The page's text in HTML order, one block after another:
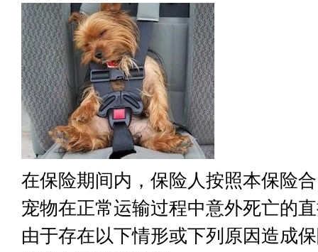
在保险期间内，保险人按照本保险
宠物在正常运输过程中意外死亡的
由于存在以下情形或下列原因造成